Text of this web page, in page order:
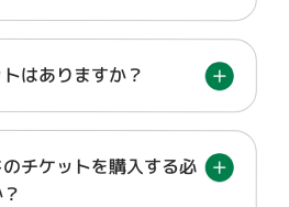
はありますか？
チケットを購入する必